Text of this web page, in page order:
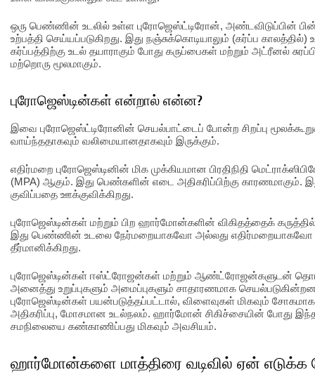
ஒரு பெண்ணின் உடலில் உள்ள புரோஜெஸ்ட்டிரோன், அண்டவிடுப்பின்
உற்பத்தி செய்யப்படுகிறது. இது நஞ்சுக்கொடியாலும் (கர்ப்ப காலத்தில்)
கர்ப்பத்திற்கு உடல் தயாராகும் போது கருப்பைகள் மற்றும் அட்ரீனல்
மற்றொரு மூலமாகும்.
புரோஜெஸ்டின்கள் என்றால் என்ன?
இவை புரோஜெஸ்ட்டிரோனின் செயல்பாட்டைப் போன்ற சிறப்பு
வாய்ந்ததாகவும் வலிமையானதாகவும் இருக்கும்.
எதிர்மறை புரோஜெஸ்டினின் மிக முக்கியமான பிரதிநிதி
(MPA) ஆகும். இது பெண்களின் எடை அதிகரிப்பிற்கு காரணமாகும்.
குவிப்பதை ஊக்குவிக்கிறது.
புரோஜெஸ்டின்கள் மற்றும் பிற ஹார்மோன்களின் விகிதத்தைக்
இது பெண்ணின் உடலை நேர்மறையாகவோ அல்லது எதிர்மறையாகவோ
தீர்மானிக்கிறது.
புரோஜெஸ்டின்கள் ஈஸ்ட்ரோஜன்கள் மற்றும் ஆண்ட்ரோஜன்களுடன்
அனைத்து உறுப்புகளும் அமைப்புகளும் சாதாரணமாக
புரோஜெஸ்டின்கள் பயன்படுத்தப்பட்டால், விளைவுகள் மிகவும்
அதிகரிப்பு, மோசமான உடல்நலம். ஹார்மோன் சிகிச்சையின் போது
சமநிலையை கண்காணிப்பது மிகவும் அவசியம்.
ஹார்மோன்களை மாத்திரை வடிவில் ஏன் எடுக்க